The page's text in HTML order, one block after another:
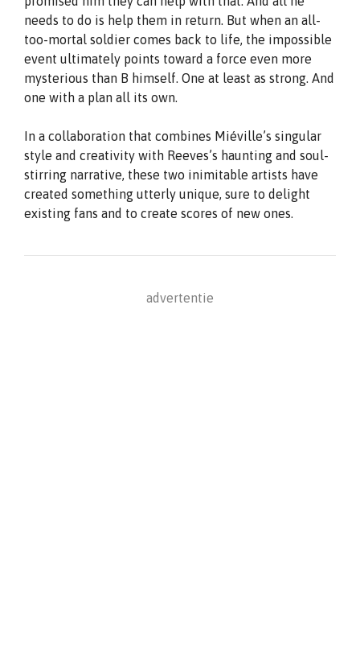
needs to do is help them in return. But when an all-
too-mortal soldier comes back to life, the impossible
event ultimately points toward a force even more
mysterious than B himself. One at least as strong. And
one with a plan all its own.
In a collaboration that combines Miéville’s singular
style and creativity with Reeves’s haunting and soul-
stirring narrative, these two inimitable artists have
created something utterly unique, sure to delight
existing fans and to create scores of new ones.
advertentie